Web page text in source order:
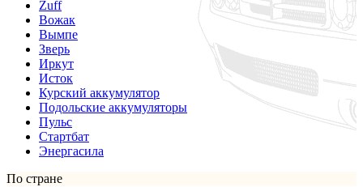
Zuff
Вожак
Вымпе
Зверь
Иркут
Исток
Курский аккумулятор
Подольские аккумуляторы
Пульс
Стартбат
Энергасила
По стране